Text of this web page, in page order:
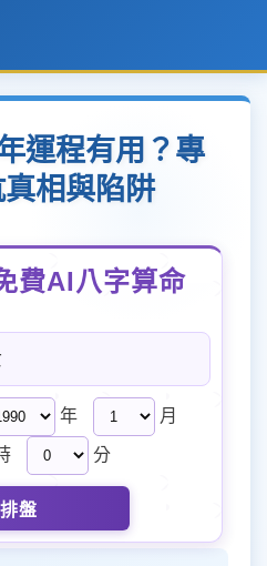
運程有用？專
相與陷阱
費AI八字算命
年 月
分
排盤